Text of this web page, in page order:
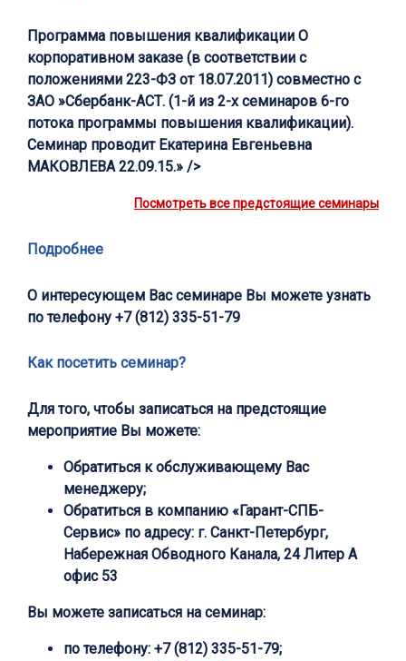
Программа повышения квалификации О
корпоративном заказе (в соответствии с
положениями 223-ФЗ от 18.07.2011) совместно с
ЗАО »Сбербанк-АСТ. (1-й из 2-х семинаров 6-го
потока программы повышения квалификации).
Семинар проводит Екатерина Евгеньевна
МАКОВЛЕВА 22.09.15.» />
Посмотреть все предстоящие семинары
Подробнее
О интересующем Вас семинаре Вы можете узнать
по телефону +7 (812) 335-51-79
Как посетить семинар?
Для того, чтобы записаться на предстоящие
мероприятие Вы можете:
Обратиться к обслуживающему Вас
менеджеру;
Обратиться в компанию «Гарант-СПБ-
Сервис» по адресу: г. Санкт-Петербург,
Набережная Обводного Канала, 24 Литер А
офис 53
Вы можете записаться на семинар:
по телефону: +7 (812) 335-51-79;